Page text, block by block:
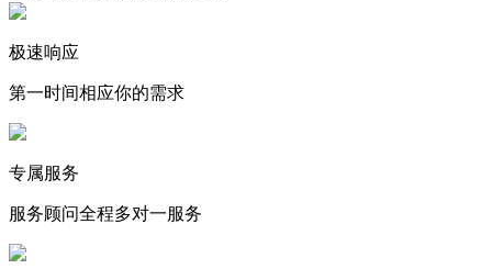
极速响应
第一时间相应你的需求
专属服务
服务顾问全程多对一服务